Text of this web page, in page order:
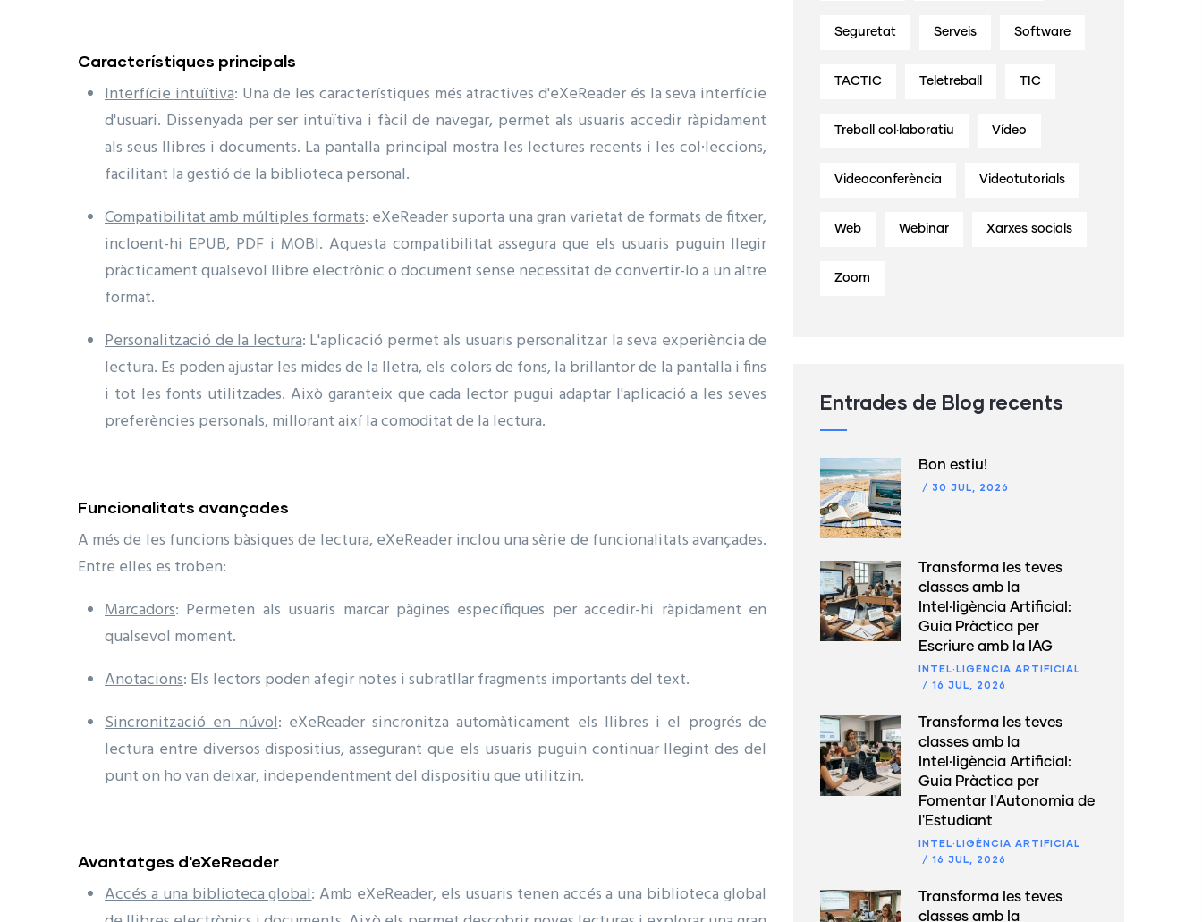
Característiques principals
Interfície intuïtiva: Una de les característiques més atractives d'eXeReader és la seva interfície
d'usuari. Dissenyada per ser intuïtiva i fàcil de navegar, permet als usuaris accedir ràpidament
als seus llibres i documents. La pantalla principal mostra les lectures recents i les col·leccions,
facilitant la gestió de la biblioteca personal.
Compatibilitat amb múltiples formats: eXeReader suporta una gran varietat de formats de fitxer,
incloent-hi EPUB, PDF i MOBI. Aquesta compatibilitat assegura que els usuaris puguin llegir
pràcticament qualsevol llibre electrònic o document sense necessitat de convertir-lo a un altre
format.
Personalització de la lectura: L'aplicació permet als usuaris personalitzar la seva experiència de
lectura. Es poden ajustar les mides de la lletra, els colors de fons, la brillantor de la pantalla i fins
i tot les fonts utilitzades. Això garanteix que cada lector pugui adaptar l'aplicació a les seves
preferències personals, millorant així la comoditat de la lectura.
Funcionalitats avançades
A més de les funcions bàsiques de lectura, eXeReader inclou una sèrie de funcionalitats avançades.
Entre elles es troben:
Marcadors: Permeten als usuaris marcar pàgines específiques per accedir-hi ràpidament en
qualsevol moment.
Anotacions: Els lectors poden afegir notes i subratllar fragments importants del text.
Sincronització en núvol: eXeReader sincronitza automàticament els llibres i el progrés de
lectura entre diversos dispositius, assegurant que els usuaris puguin continuar llegint des del
punt on ho van deixar, independentment del dispositiu que utilitzin.
Avantatges d'eXeReader
Accés a una biblioteca global: Amb eXeReader, els usuaris tenen accés a una biblioteca global
Seguretat Serveis Software
TACTIC Teletreball TIC
Treball col·laboratiu Vídeo
Videoconferència Videotutorials
Web Webinar Xarxes socials
Zoom
Entrades de Blog recents
Bon estiu!
/ 30 JUL, 2026
Transforma les teves
classes amb la
Intel·ligència Artificial:
Guia Pràctica per
Escriure amb la IAG
INTEL·LIGÈNCIA ARTIFICIAL
/ 16 JUL, 2026
Transforma les teves
classes amb la
Intel·ligència Artificial:
Guia Pràctica per
Fomentar l'Autonomia de
l'Estudiant
INTEL·LIGÈNCIA ARTIFICIAL
/ 16 JUL, 2026
Transforma les teves
classes amb la